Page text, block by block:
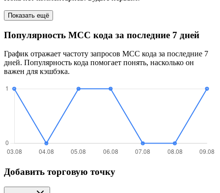
Показать ещё
Популярность MCC кода за последние 7 дней
График отражает частоту запросов MCC кода за последние 7
дней. Популярность кода помогает понять, насколько он
важен для кэшбэка.
Добавить торговую точку